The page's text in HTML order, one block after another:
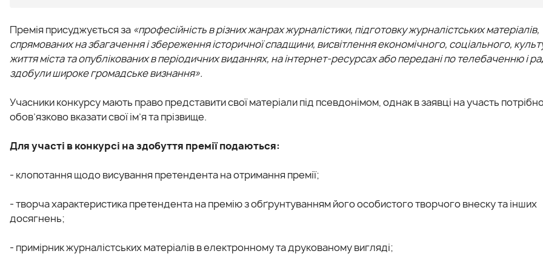
Премія присуджується за «професійність в різних жанрах журналістики, підготовку журналістських матеріалів,
спрямованих на збагачення і збереження історичної спадщини, висвітлення економічного, соціального,
життя міста та опублікованих в періодичних виданнях, на інтернет-ресурсах або передані по телебаченню і
здобули широке громадське визнання».
Учасники конкурсу мають право представити свої матеріали під псевдонімом, однак в заявці на участь
обов’язково вказати свої ім’я та прізвище.
Для участі в конкурсі на здобуття премії подаються:
- клопотання щодо висування претендента на отримання премії;
- творча характеристика претендента на премію з обґрунтуванням його особистого творчого внеску та інших
досягнень;
- примірник журналістських матеріалів в електронному та друкованому вигляді;